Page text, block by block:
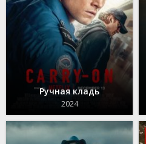
Ручная кладь
2024